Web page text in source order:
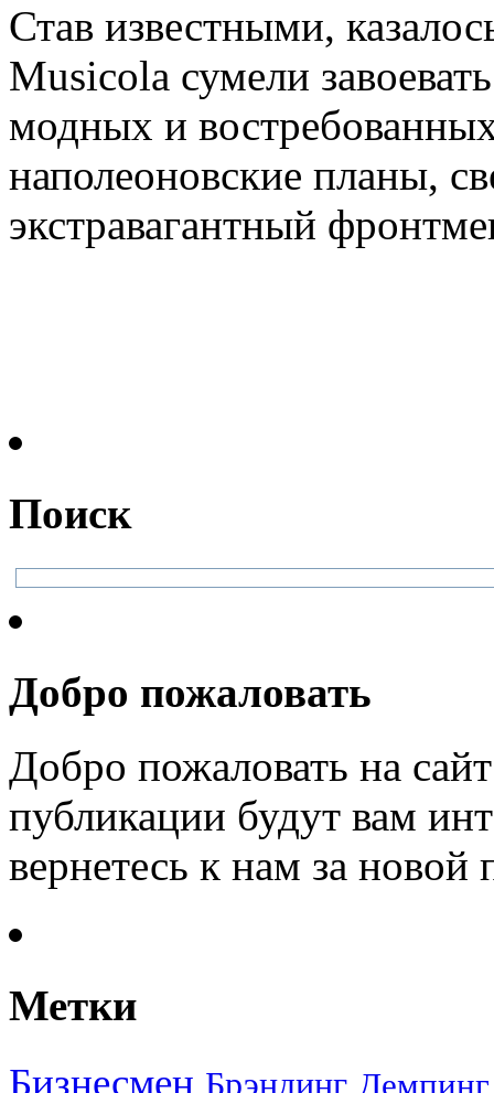
Став известными,
Musicola сумели
модных и
наполеоновские планы,
экстравагантный
Поиск
Добро пожаловать
Добро пожаловать на
публикации будут вам
вернетесь к нам за
Метки
Бизнесмен Брэндинг Демпинг